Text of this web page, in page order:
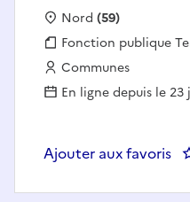
Localisation :
Nord (59)
Fonction publique :
Fonction publique
Employeur :
Communes
En ligne depuis le
Ajouter aux favoris :